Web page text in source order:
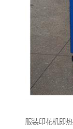
服装印花机即